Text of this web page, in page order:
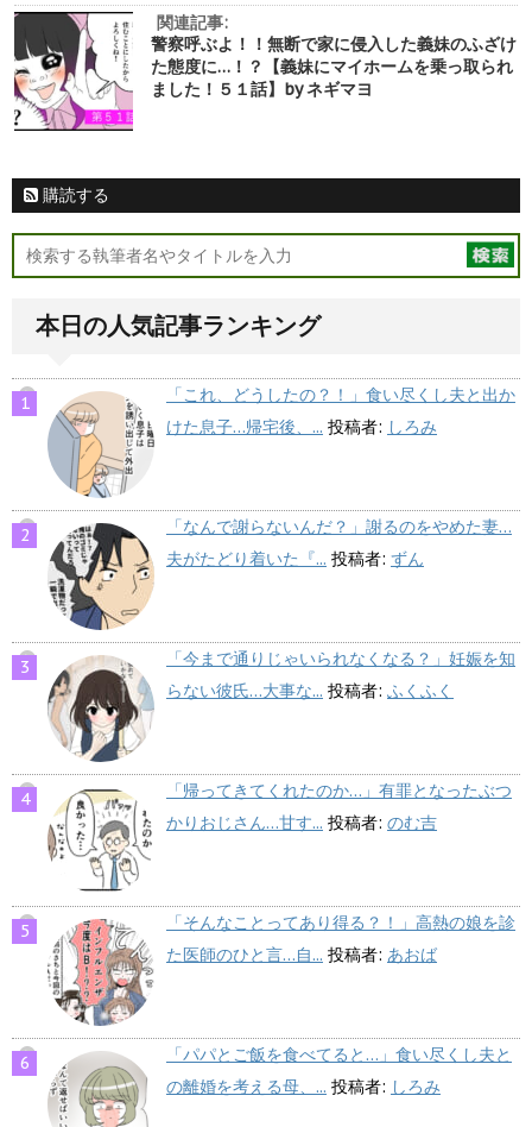
関連記事:
警察呼ぶよ！！無断で家に侵入した義妹のふざけ
た態度に…！？【義妹にマイホームを乗っ取られ
ました！５１話】by ネギマヨ
購読する
本日の人気記事ランキング
「これ、どうしたの？！」食い尽くし夫と出か
けた息子…帰宅後、... 投稿者: しろみ
「なんで謝らないんだ？」謝るのをやめた妻…
夫がたどり着いた『... 投稿者: ずん
「今まで通りじゃいられなくなる？」妊娠を知
らない彼氏…大事な... 投稿者: ふくふく
「帰ってきてくれたのか…」有罪となったぶつ
かりおじさん…甘す... 投稿者: のむ吉
「そんなことってあり得る？！」高熱の娘を診
た医師のひと言…自... 投稿者: あおば
「パパとご飯を食べてると…」食い尽くし夫と
の離婚を考える母、... 投稿者: しろみ